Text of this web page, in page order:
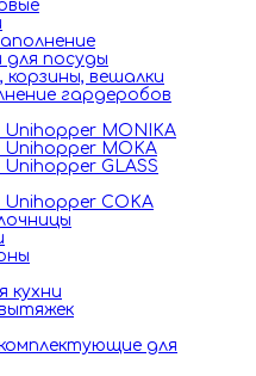
для посуды
корзины, вешалки
гардеробов
Unihopper MONIKA
Unihopper MOKA
Unihopper GLASS
Unihopper COKA
кухни
для